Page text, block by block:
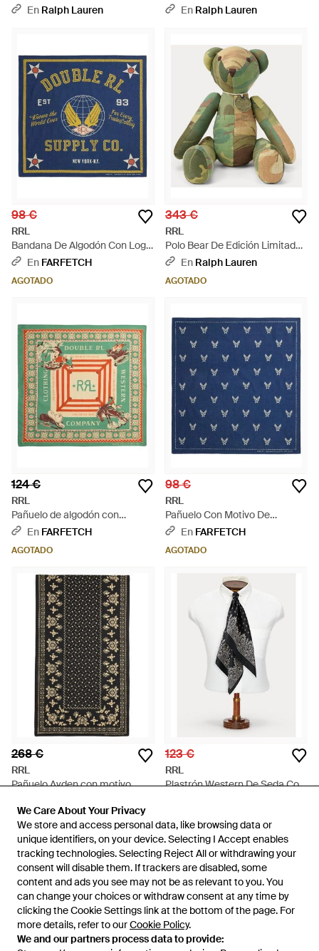
We Care About Your Privacy
We store and access personal data, like browsing data or
unique identifiers, on your device. Selecting I Accept enables
tracking technologies. Selecting Reject All or withdrawing your
consent will disable them. If trackers are disabled, some
content and ads you see may not be as relevant to you. You
can change your choices or withdraw consent at any time by
clicking the Cookie Settings link at the bottom of the page. For
more details, refer to ourCookie Policy.
We and our partners process data to provide:
We Care About Your Privacy
We store and access personal data, like browsing data or
unique identifiers, on your device. Selecting I Accept enables
tracking technologies. Selecting Reject All or withdrawing your
consent will disable them. If trackers are disabled, some
content and ads you see may not be as relevant to you. You
can change your choices or withdraw consent at any time by
clicking the Cookie Settings link at the bottom of the page. For
more details, refer to ourCookie Policy.
We and our partners process data to provide:
Bandana - Gris
En Ralph Lauren
De Lino - Blanco
En Ralph Lauren
98 €
RRL
Bandana De Algodón Con Logo
Estampado - Azul
En FARFETCH
AGOTADO
343 €
RRL
Polo Bear De Edición Limitada -
Verde
En Ralph Lauren
AGOTADO
124 €
RRL
Pañuelo de algodón con
estampado ecuestre - Verde
En FARFETCH
AGOTADO
98 €
RRL
Pañuelo Con Motivo De
Estrellas - Azul
En FARFETCH
AGOTADO
268 €
RRL
Pañuelo Ayden con motivo
AGOTADO
123 €
RRL
Plastrón Western De Seda Con
AGOTADO